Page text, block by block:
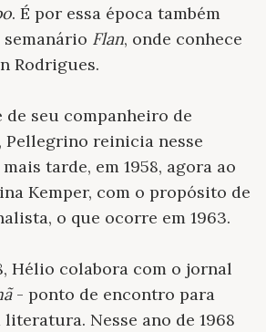
. É por essa época também
Flan, onde conhece
Rodrigues.
de seu companheiro de
Pellegrino reinicia nesse
tarde, em 1958, agora ao
Kemper, com o propósito de
o que ocorre em 1963.
Hélio colabora com o jornal
- ponto de encontro para
Nesse ano de 1968